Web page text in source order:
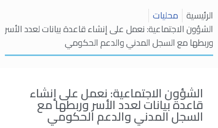
الرئيسية محليات
الشؤون الاجتماعية: نعمل على إنشاء قاعدة بيانات لعدد الأسر
وربطها مع ‏السجل المدني والدعم الحكومي
الشؤون الاجتماعية: نعمل على إنشاء
قاعدة بيانات لعدد الأسر وربطها مع
‏السجل المدني والدعم الحكومي